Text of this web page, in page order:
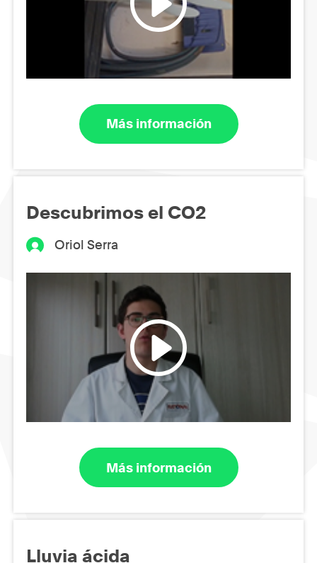
Más información
Descubrimos el CO2
Oriol Serra
Más información
Lluvia ácida